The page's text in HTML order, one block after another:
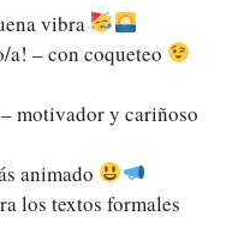
vibra
a! – con coqueteo
motivador y cariñoso
animado
los textos formales